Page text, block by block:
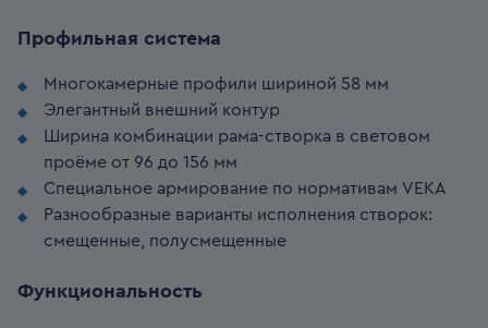
Профильная система
Многокамерные профили шириной 58 мм
Элегантный внешний контур
Ширина комбинации рама-створка в световом
проёме от 96 до 156 мм
Специальное армирование по нормативам VEKA
Разнообразные варианты исполнения створок:
смещенные, полусмещенные
Функциональность